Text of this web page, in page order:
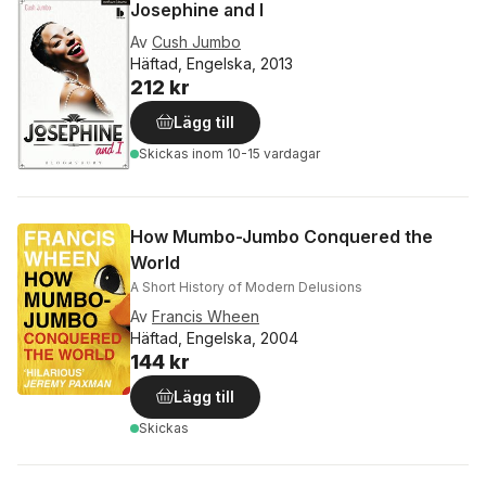
Josephine and I
Av Cush Jumbo
Häftad, Engelska, 2013
212 kr
Lägg till
Skickas inom 10-15 vardagar
How Mumbo-Jumbo Conquered the
World
A Short History of Modern Delusions
Av Francis Wheen
Häftad, Engelska, 2004
144 kr
Lägg till
Skickas